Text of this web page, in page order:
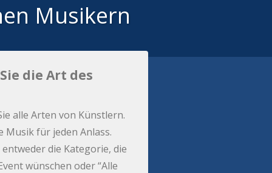
Musikern
die Art des
alle Arten von Künstlern.
Musik für jeden Anlass.
die Kategorie, die
wünschen oder “Alle